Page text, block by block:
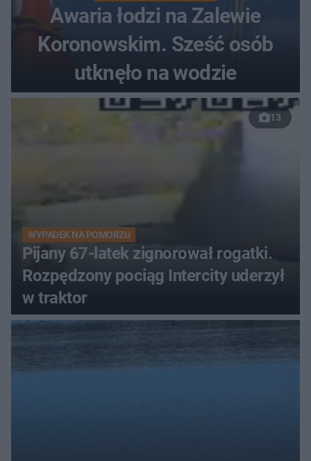
Awaria łodzi na Zalewie
Koronowskim. Sześć osób
utknęło na wodzie
13
WYPADEK NA POMORZU
Pijany 67-latek zignorował rogatki.
Rozpędzony pociąg Intercity uderzył
w traktor